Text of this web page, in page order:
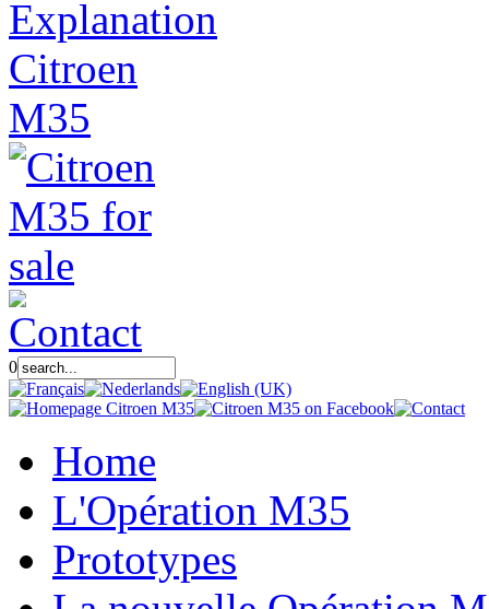
0
Home
L'Opération M35
Prototypes